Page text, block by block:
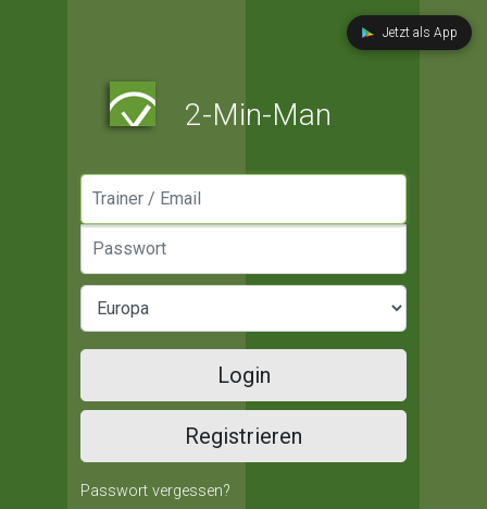
Jetzt als App
2-Min-Man
Login
Registrieren
Passwort vergessen?